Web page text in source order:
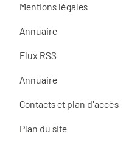
Mentions légales
Annuaire
Flux RSS
Annuaire
Contacts et plan d'accès
Plan du site